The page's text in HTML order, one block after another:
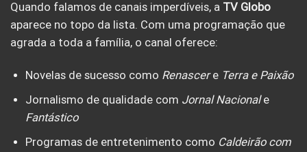
Quando falamos de canais imperdíveis, a TV Globo
aparece no topo da lista. Com uma programação que
agrada a toda a família, o canal oferece:
Novelas de sucesso como Renascere Terra e Paixão
Jornalismo de qualidade com Jornal Nacionale
Fantástico
Programas de entretenimento como Caldeirão com